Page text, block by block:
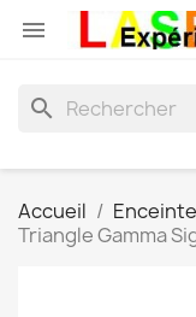

search
Accueil
Triangle Gamma